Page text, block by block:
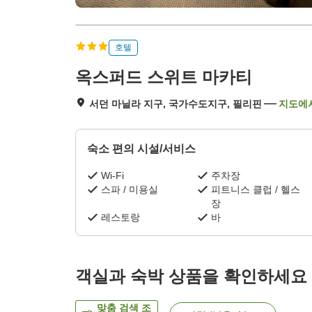
호텔
옥스퍼드 스위트 마카티
서던 마닐라 지구, 국가수도지구, 필리핀 지도에
숙소 편의 시설/서비스
Wi-Fi
주차장
스파 / 미용실
피트니스 클럽 / 헬스
장
레스토랑
바
객실과 숙박 상품을 확인하세요
맞춤 검색 조